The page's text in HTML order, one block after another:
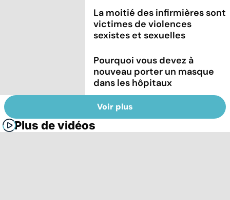
La moitié des infirmières sont
victimes de violences
sexistes et sexuelles
Pourquoi vous devez à
nouveau porter un masque
dans les hôpitaux
Voir plus
Plus de vidéos